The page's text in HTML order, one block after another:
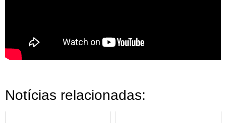
Notícias relacionadas: